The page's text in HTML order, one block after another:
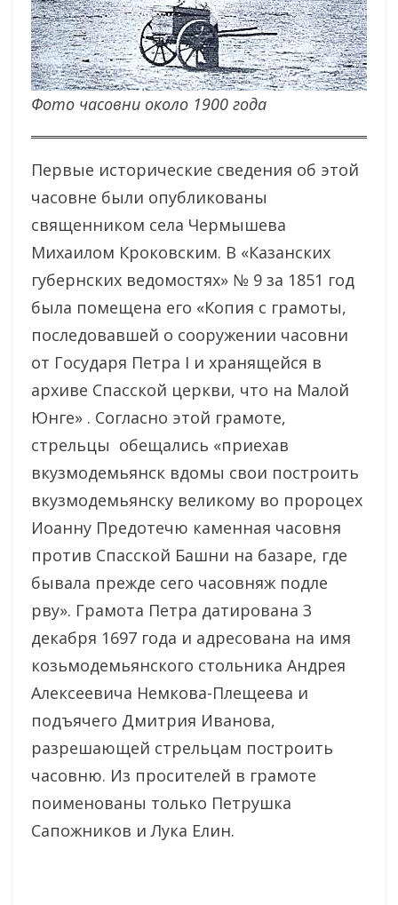
Фото часовни около 1900 года
Первые исторические сведения об этой
часовне были опубликованы
священником села Чермышева
Михаилом Кроковским. В «Казанских
губернских ведомостях» № 9 за 1851 год
была помещена его «Копия с грамоты,
последовавшей о сооружении часовни
от Государя Петра I и хранящейся в
архиве Спасской церкви, что на Малой
Юнге» . Согласно этой грамоте,
стрельцы обещались «приехав
вкузмодемьянск вдомы свои построить
вкузмодемьянску великому во пророцех
Иоанну Предотечю каменная часовня
против Спасской Башни на базаре, где
бывала прежде сего часовняж подле
рву». Грамота Петра датирована 3
декабря 1697 года и адресована на имя
козьмодемьянского стольника Андрея
Алексеевича Немкова-Плещеева и
подъячего Дмитрия Иванова,
разрешающей стрельцам построить
часовню. Из просителей в грамоте
поименованы только Петрушка
Сапожников и Лука Елин.